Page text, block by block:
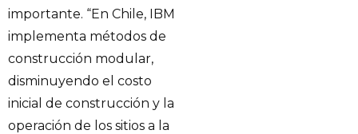
importante. “En Chile, IBM
implementa métodos de
construcción modular,
disminuyendo el costo
inicial de construcción y la
operación de los sitios a la